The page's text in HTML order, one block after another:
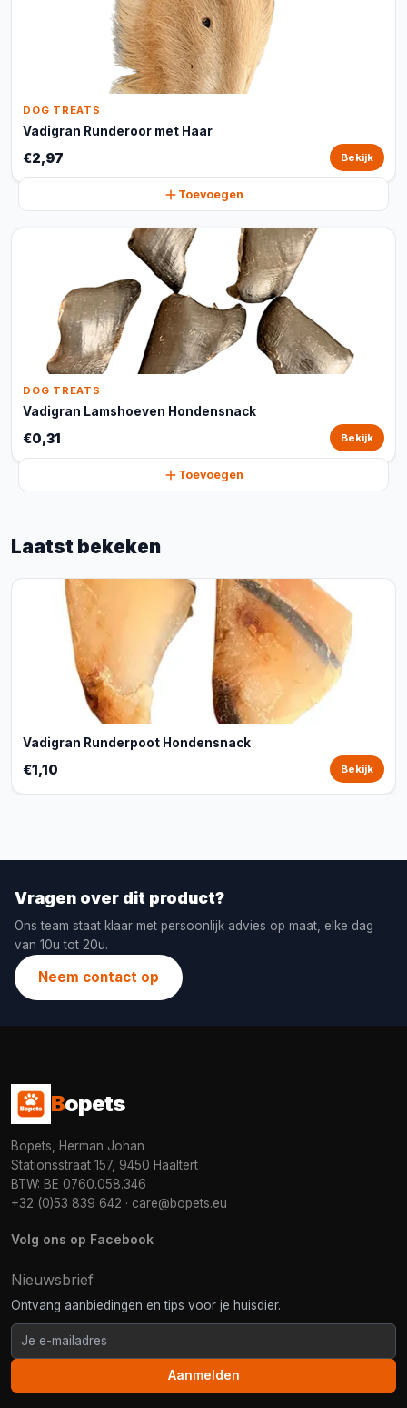
DOG TREATS
Vadigran Runderoor met Haar
€2,97 Bekijk
Toevoegen
DOG TREATS
Vadigran Lamshoeven Hondensnack
€0,31 Bekijk
Toevoegen
Laatst bekeken
Vadigran Runderpoot Hondensnack
€1,10 Bekijk
Vragen over dit product?
Ons team staat klaar met persoonlijk advies op maat, elke dag
van 10u tot 20u.
Neem contact op
Bopets
Bopets, Herman Johan
Stationsstraat 157, 9450 Haaltert
BTW: BE 0760.058.346
+32 (0)53 839 642 · care@bopets.eu
Volg ons op Facebook
Nieuwsbrief
Ontvang aanbiedingen en tips voor je huisdier.
Aanmelden